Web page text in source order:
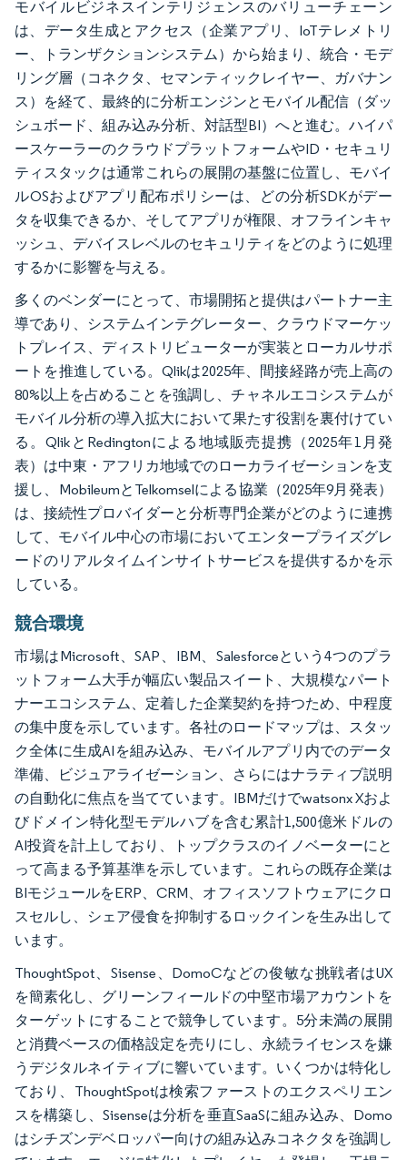
モバイルビジネスインテリジェンスのバリューチェーン
は、データ生成とアクセス（企業アプリ、IoTテレメトリ
ー、トランザクションシステム）から始まり、統合・モデ
リング層（コネクタ、セマンティックレイヤー、ガバナン
ス）を経て、最終的に分析エンジンとモバイル配信（ダッ
シュボード、組み込み分析、対話型BI）へと進む。ハイパ
ースケーラーのクラウドプラットフォームやID・セキュリ
ティスタックは通常これらの展開の基盤に位置し、モバイ
ルOSおよびアプリ配布ポリシーは、どの分析SDKがデー
タを収集できるか、そしてアプリが権限、オフラインキャ
ッシュ、デバイスレベルのセキュリティをどのように処理
するかに影響を与える。
多くのベンダーにとって、市場開拓と提供はパートナー主
導であり、システムインテグレーター、クラウドマーケッ
トプレイス、ディストリビューターが実装とローカルサポ
ートを推進している。Qlikは2025年、間接経路が売上高の
80%以上を占めることを強調し、チャネルエコシステムが
モバイル分析の導入拡大において果たす役割を裏付けてい
る。QlikとRedingtonによる地域販売提携（2025年1月発
表）は中東・アフリカ地域でのローカライゼーションを支
援し、MobileumとTelkomselによる協業（2025年9月発表）
は、接続性プロバイダーと分析専門企業がどのように連携
して、モバイル中心の市場においてエンタープライズグレ
ードのリアルタイムインサイトサービスを提供するかを示
している。
競合環境
市場はMicrosoft、SAP、IBM、Salesforceという4つのプラ
ットフォーム大手が幅広い製品スイート、大規模なパート
ナーエコシステム、定着した企業契約を持つため、中程度
の集中度を示しています。各社のロードマップは、スタッ
ク全体に生成AIを組み込み、モバイルアプリ内でのデータ
準備、ビジュアライゼーション、さらにはナラティブ説明
の自動化に焦点を当てています。IBMだけでwatsonx Xおよ
びドメイン特化型モデルハブを含む累計1,500億米ドルの
AI投資を計上しており、トップクラスのイノベーターにと
って高まる予算基準を示しています。これらの既存企業は
BIモジュールをERP、CRM、オフィスソフトウェアにクロ
スセルし、シェア侵食を抑制するロックインを生み出して
います。
ThoughtSpot、Sisense、DomoCなどの俊敏な挑戦者はUX
を簡素化し、グリーンフィールドの中堅市場アカウントを
ターゲットにすることで競争しています。5分未満の展開
と消費ベースの価格設定を売りにし、永続ライセンスを嫌
うデジタルネイティブに響いています。いくつかは特化し
ており、ThoughtSpotは検索ファーストのエクスペリエン
スを構築し、Sisenseは分析を垂直SaaSに組み込み、Domo
はシチズンデベロッパー向けの組み込みコネクタを強調し